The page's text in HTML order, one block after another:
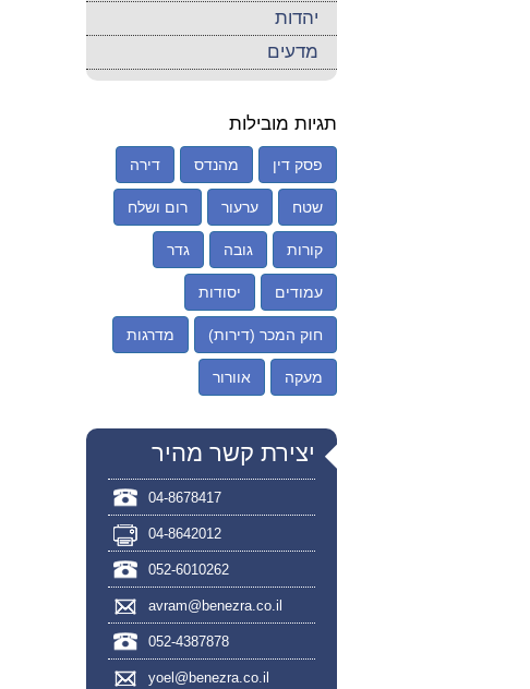
יהדות
מדעים
תגיות מובילות
פסק דין מהנדס דירה
שטח ערעור רום ושלח
קורות גובה גדר
עמודים יסודות
חוק המכר (דירות) מדרגות
מעקה אוורור
יצירת קשר מהיר
04-8678417
04-8642012
052-6010262
avram@benezra.co.il
052-4387878
yoel@benezra.co.il